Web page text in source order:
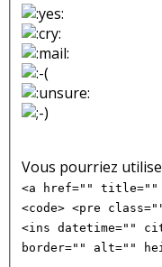
Vous pourriez
<a href="" title=""
<code> <pre
<ins datetime=""
border="" alt=""